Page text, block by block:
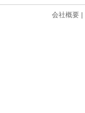
会社概要 |